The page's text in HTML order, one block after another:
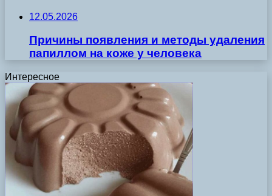
12.05.2026
Причины появления и методы удаления
папиллом на коже у человека
Интересное